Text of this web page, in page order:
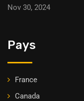
Nov 30, 2024
Pays
France
Canada